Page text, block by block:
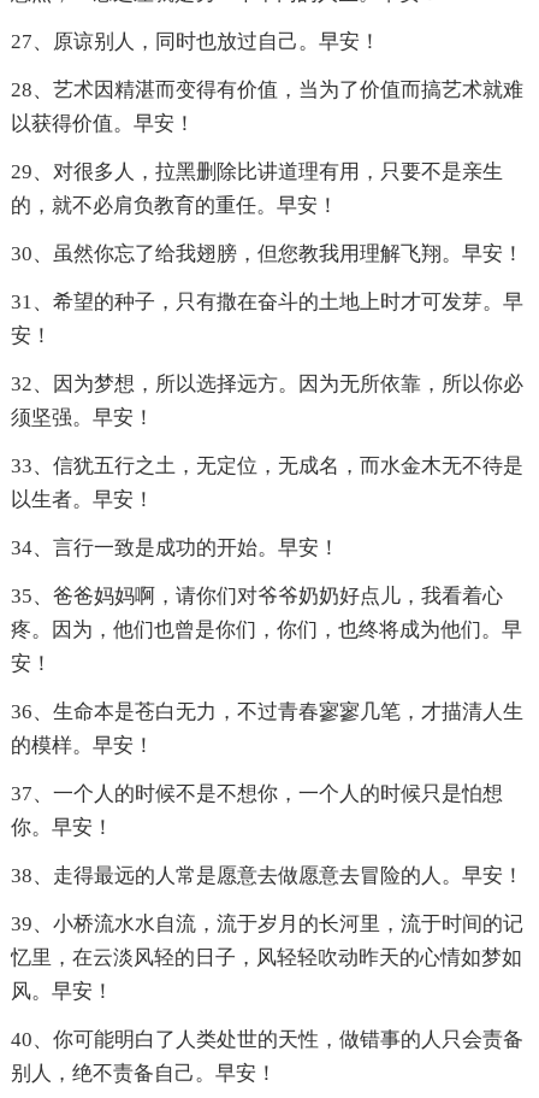
27、原谅别人，同时也放过自己。早安！
28、艺术因精湛而变得有价值，当为了价值而搞艺术就难
以获得价值。早安！
29、对很多人，拉黑删除比讲道理有用，只要不是亲生
的，就不必肩负教育的重任。早安！
30、虽然你忘了给我翅膀，但您教我用理解飞翔。早安！
31、希望的种子，只有撒在奋斗的土地上时才可发芽。早
安！
32、因为梦想，所以选择远方。因为无所依靠，所以你必
须坚强。早安！
33、信犹五行之土，无定位，无成名，而水金木无不待是
以生者。早安！
34、言行一致是成功的开始。早安！
35、爸爸妈妈啊，请你们对爷爷奶奶好点儿，我看着心
疼。因为，他们也曾是你们，你们，也终将成为他们。早
安！
36、生命本是苍白无力，不过青春寥寥几笔，才描清人生
的模样。早安！
37、一个人的时候不是不想你，一个人的时候只是怕想
你。早安！
38、走得最远的人常是愿意去做愿意去冒险的人。早安！
39、小桥流水水自流，流于岁月的长河里，流于时间的记
忆里，在云淡风轻的日子，风轻轻吹动昨天的心情如梦如
风。早安！
40、你可能明白了人类处世的天性，做错事的人只会责备
别人，绝不责备自己。早安！